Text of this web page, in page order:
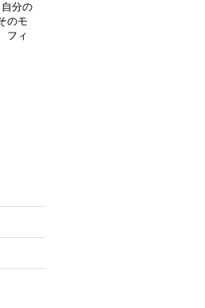
分の
のモ
フィ